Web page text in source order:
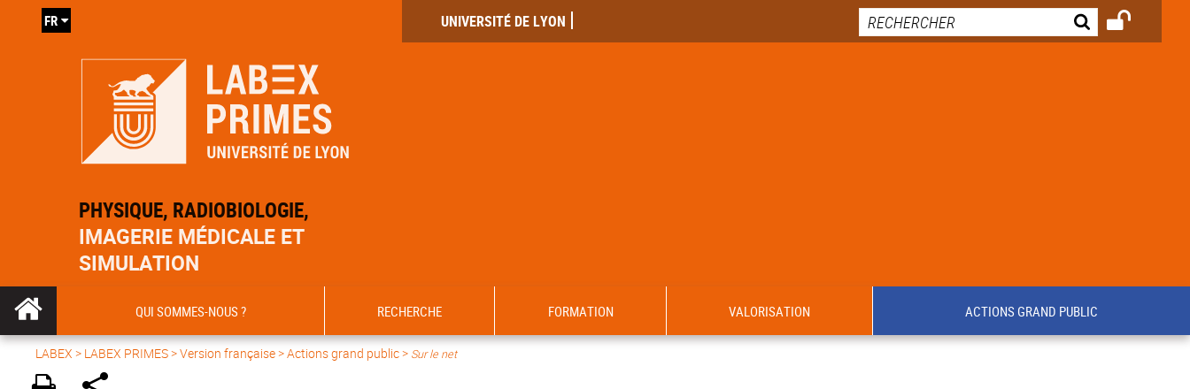
PHYSIQUE, RADIOBIOLOGIE,
IMAGERIE MÉDICALE ET
SIMULATION
UNIVERSITÉ DE LYON
FR
QUI SOMMES-NOUS ? RECHERCHE FORMATION VALORISATION ACTIONS GRAND PUBLIC
LABEX > LABEX PRIMES>Version française> Actions grand public > Sur le net